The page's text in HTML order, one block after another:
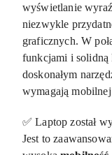
wyświetlanie
niezwykle
graficznych. W
funkcjami i
doskonałym
wymagają
✅ Laptop został
Jest to